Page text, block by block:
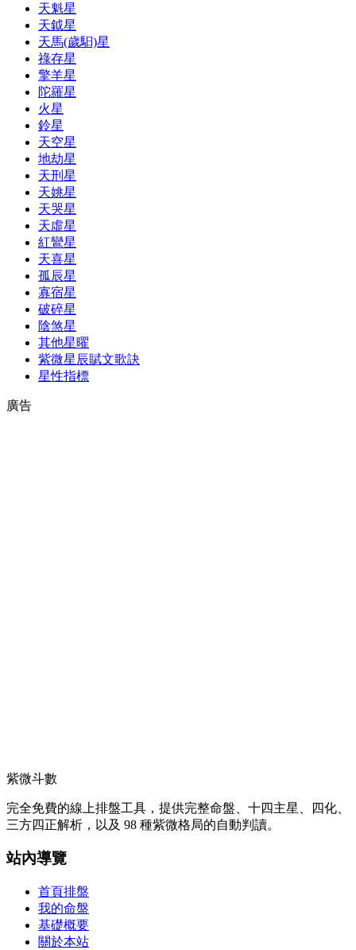
天魁星
天鉞星
天馬(歲馹)星
祿存星
擎羊星
陀羅星
火星
鈴星
天空星
地劫星
天刑星
天姚星
天哭星
天虛星
紅鸞星
天喜星
孤辰星
寡宿星
破碎星
陰煞星
其他星曜
紫微星辰賦文歌訣
星性指標
廣告
紫微斗數
完全免費的線上排盤工具，提供完整命盤、十四主星、四化、
三方四正解析，以及 98 種紫微格局的自動判讀。
站內導覽
首頁排盤
我的命盤
基礎概要
關於本站